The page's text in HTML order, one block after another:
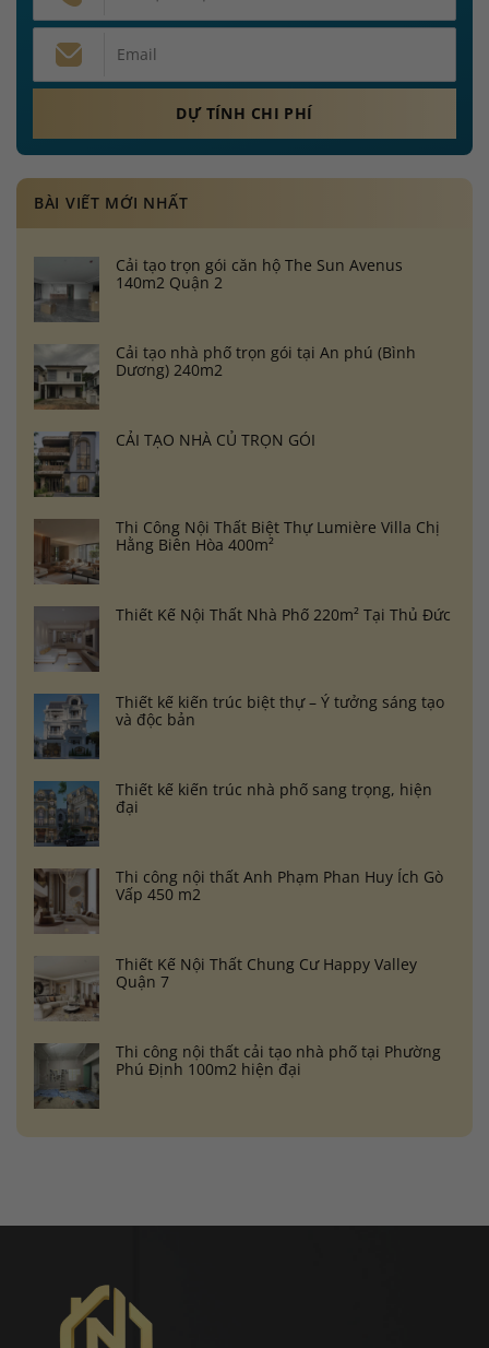
BÀI VIẾT MỚI NHẤT
Cải tạo trọn gói căn hộ The Sun Avenus
140m2 Quận 2
Cải tạo nhà phố trọn gói tại An phú (Bình
Dương) 240m2
CẢI TẠO NHÀ CỦ TRỌN GÓI
Thi Công Nội Thất Biệt Thự Lumière Villa Chị
Hằng Biên Hòa 400m²
Thiết Kế Nội Thất Nhà Phố 220m² Tại Thủ Đức
Thiết kế kiến trúc biệt thự – Ý tưởng sáng tạo
và độc bản
Thiết kế kiến trúc nhà phố sang trọng, hiện
đại
Thi công nội thất Anh Phạm Phan Huy Ích Gò
Vấp 450 m2
Thiết Kế Nội Thất Chung Cư Happy Valley
Quận 7
Thi công nội thất cải tạo nhà phố tại Phường
Phú Định 100m2 hiện đại